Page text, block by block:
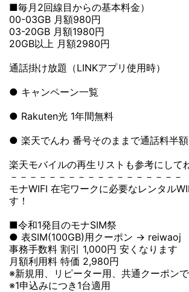
■毎月2回線目からの基本料金）
00-03GB 月額980円
03-20GB 月額1980円
20GB以上 月額2980円
通話掛け放題（LINKアプリ使用時）
● キャンペーン一覧
● Rakuten光 1年間無料
● 楽天でんわ 番号そのままで通話料半額
楽天モバイルの再生リストも参考にして
－－－－－－－－－－－－－－－－－－
モナWIFI 在宅ワークに必要なレンタル
す！
■令和1発目のモナSIM祭
● 表SIM(100GB)用クーポン → reiwaoj
事務手数料 割引 1,000円 安くなります
月額利用料 特価 2,980円
※新規用、リピーター用、共通クーポンで
※1申込みにつき1台適用